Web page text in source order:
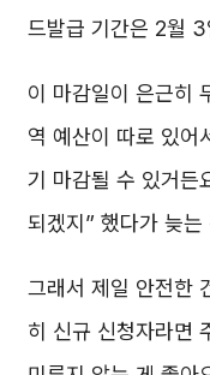
드발급 기간은 2월
이 마감일이 은근히
역 예산이 따로 있어
기 마감될 수 있거든
되겠지” 했다가 늦
그래서 제일 안전한
히 신규 신청자라면